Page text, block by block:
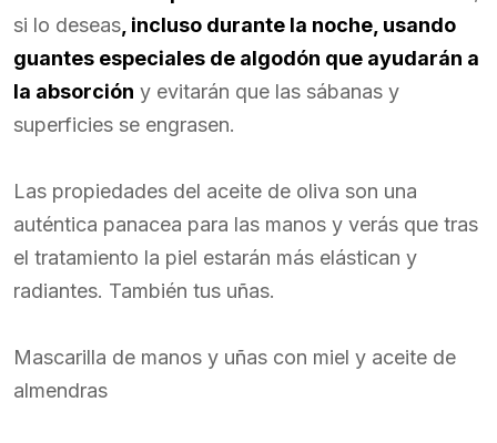
si lo deseas , incluso durante la noche, usando
guantes especiales de algodón que ayudarán a
la absorción y evitarán que las sábanas y
superficies se engrasen.
Las propiedades del aceite de oliva son una
auténtica panacea para las manos y verás que tras
el tratamiento la piel estarán más elástican y
radiantes. También tus uñas.
Mascarilla de manos y uñas con miel y aceite de
almendras